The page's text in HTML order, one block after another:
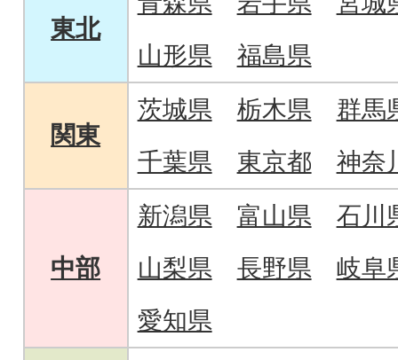
東北
山形県
福島県
関東
茨城県 栃木県
群馬
千葉県
東京都 神奈
中部
新潟県 富山県
石川
山梨県
長野県
岐阜
愛知県